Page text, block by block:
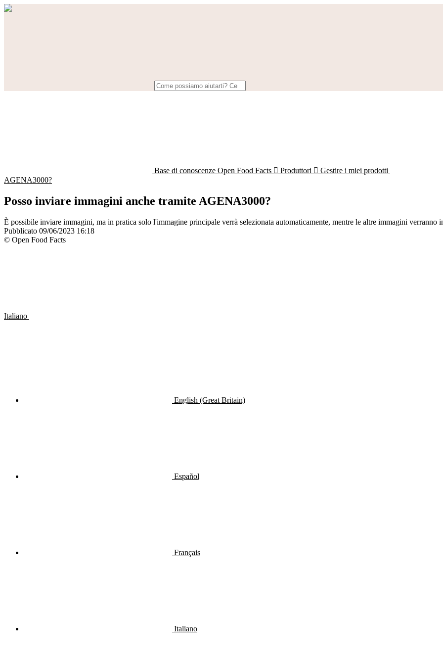
Base di conoscenze Open Food Facts  Produttori  Gestire i miei prodotti
AGENA3000?
Posso inviare immagini anche tramite AGENA3000?
È possibile inviare immagini, ma in pratica solo l'immagine principale verrà selezionata automaticamente, mentre le altre immagini
Pubblicato 09/06/2023 16:18
© Open Food Facts
Italiano
English (Great Britain)
Español
Français
Italiano